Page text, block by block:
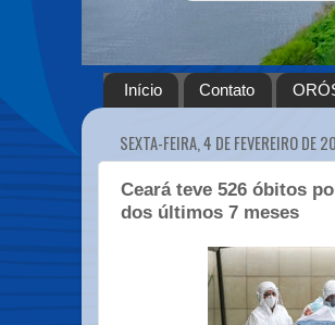
Início Contato
SEXTA-FEIRA, 4 DE FEVEREIRO DE
Ceará teve 526 óbitos
dos últimos 7 meses